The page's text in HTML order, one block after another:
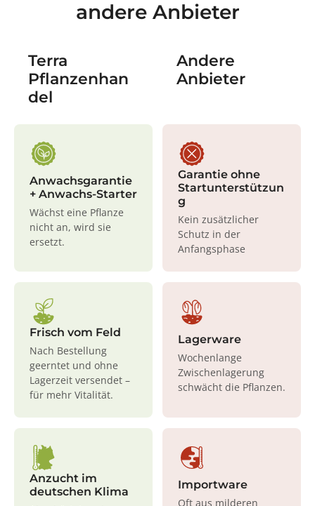
andere Anbieter
Terra
Pflanzenhan
del
Andere
Anbieter
Anwachsgarantie
+ Anwachs-Starter
Wächst eine Pflanze
nicht an, wird sie
ersetzt.
Garantie ohne
Startunterstützun
g
Kein zusätzlicher
Schutz in der
Anfangsphase
Frisch vom Feld
Nach Bestellung
geerntet und ohne
Lagerzeit versendet –
für mehr Vitalität.
Lagerware
Wochenlange
Zwischenlagerung
schwächt die Pflanzen.
Anzucht im
deutschen Klima
Importware
Oft aus milderen